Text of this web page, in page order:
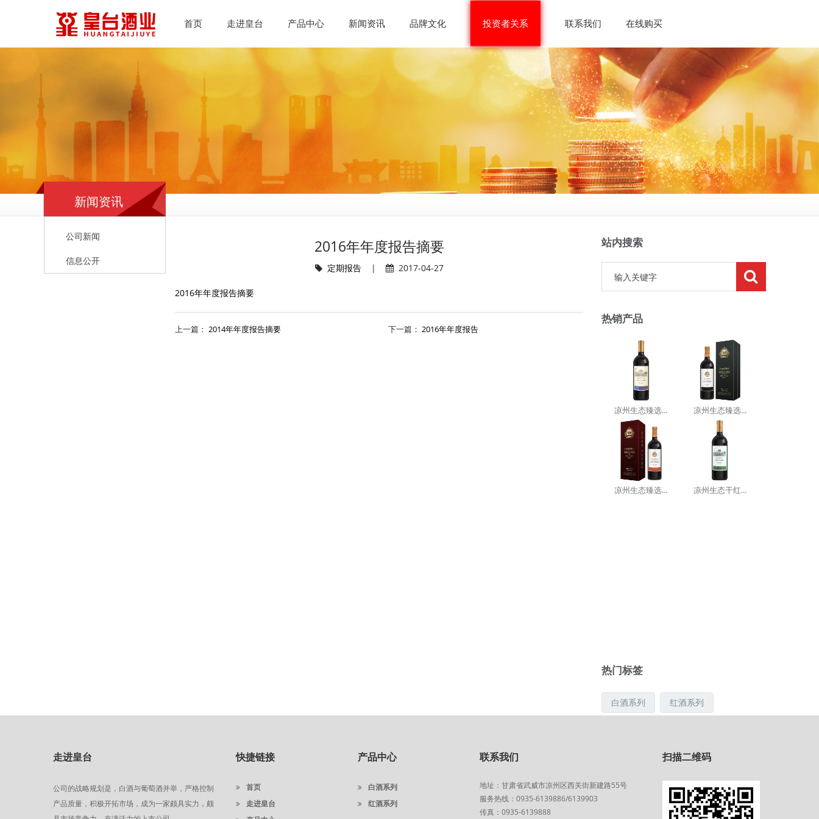
首页 走进皇台 产品中心 新闻资讯 品牌文化 投资者关系 联系我们 在线购买
新闻资讯
公司新闻
信息公开
2016年年度报告摘要
定期报告| 2017-04-27
2016年年度报告摘要
上一篇： 2014年年度报告摘要 下一篇： 2016年年度报告
站内搜索
热销产品
凉州生态干红...
凉州生态臻选... 凉州生态臻选...
凉州生态臻选... 凉州生态干红...
凉州生态臻选... 凉州生态臻选...
凉州生态臻选... 凉州生态干红...
热门标签
白酒系列 红酒系列
走进皇台
公司的战略规划是，白酒与葡萄酒并举，严格控制
产品质量，积极开拓市场，成为一家颇具实力，颇
快捷链接
首页
走进皇台
产品中心
白酒系列
红酒系列
联系我们
地址：甘肃省武威市凉州区西关街新建路55号
服务热线：0935-6139886/6139903
传真：0935-6139888
扫描二维码